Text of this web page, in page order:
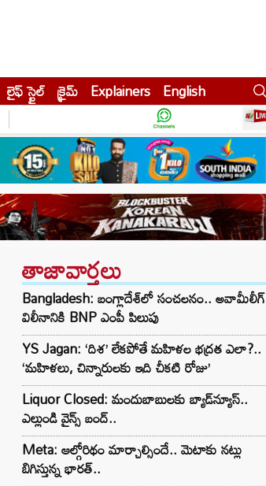
లైఫ్ స్టైల్ క్రైమ్ Explainers English
తాజావార్తలు
Bangladesh: బంగ్లాదేశ్‌లో సంచలనం.. అవామీలీగ్‌
విలీనానికి BNP ఎంపీ పిలుపు
YS Jagan: ‘దిశ’ లేకపోతే మహిళల భద్రత ఎలా?..
‘మహిళలు, చిన్నారులకు ఇది చీకటి రోజు’
Liquor Closed: మందుబాబులకు బ్యాడ్‌న్యూస్..
ఎల్లుండి వైన్స్ బంద్..
Meta: ఆల్గోరిథం మార్చాల్సిందే.. మెటాకు నట్లు
బిగిస్తున్న భారత్..